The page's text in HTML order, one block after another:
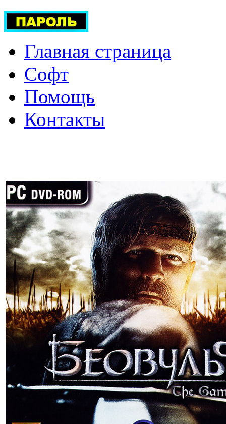
Главная страница
Софт
Помощь
Контакты